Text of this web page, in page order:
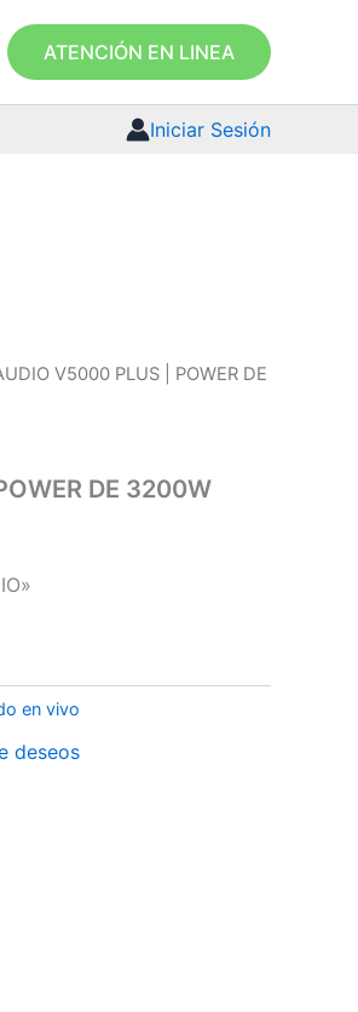
ATENCIÓN EN LINEA
Iniciar Sesión
V5000 PLUS | POWER DE
DE 3200W
en vivo
deseos